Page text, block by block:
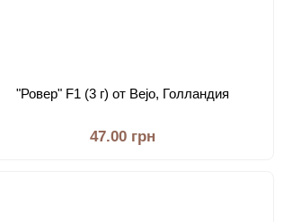
"Ровер" F1 (3 г) от Bejo, Голландия
47.00 грн